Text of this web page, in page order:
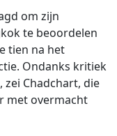
om zijn
te beoordelen
tien na het
Ondanks kritiek
Chadchart, die
met overmacht